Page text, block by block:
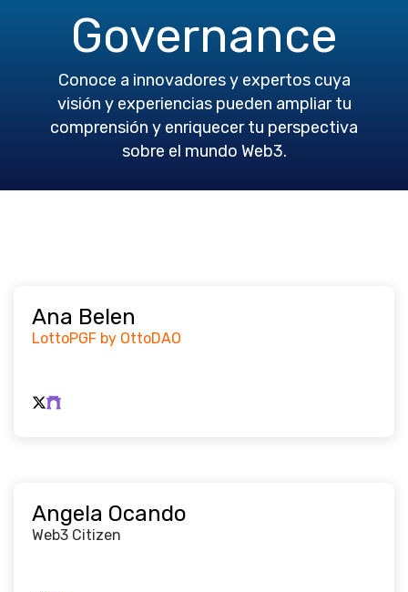
Governance
Conoce a innovadores y expertos cuya
visión y experiencias pueden ampliar tu
comprensión y enriquecer tu perspectiva
sobre el mundo Web3.
Ana Belen
LottoPGF by OttoDAO
Angela Ocando
Web3 Citizen